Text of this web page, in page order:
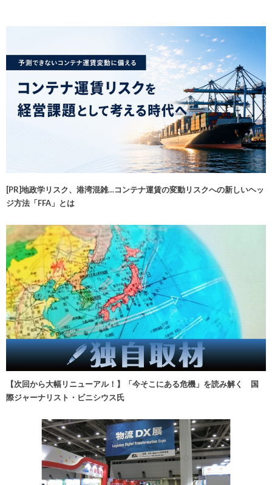
[PR]地政学リスク、港湾混雑…コンテナ運賃の変動リスクへの新しいヘッ
ジ方法「FFA」とは
【次回から大幅リニューアル！】「今そこにある危機」を読み解く 国
際ジャーナリスト・ビニシウス氏